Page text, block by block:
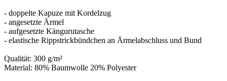
- doppelte Kapuze mit Kordelzug
- angesetzte Ärmel
- aufgesetzte Kängurutasche
- elastische Rippstrickbündchen an Ärmelabschluss und Bund
Qualität: 300 g/m²
Material: 80% Baumwolle 20% Polyester